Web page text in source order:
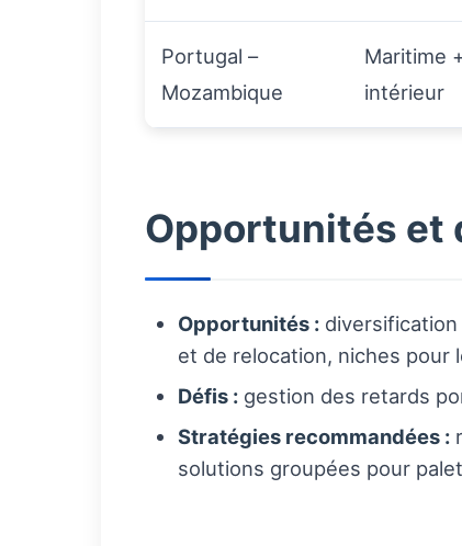
Portugal –
Mozambique
Maritime
intérieur
Opportunités et
Opportunités :
et de relocation, niches pour
Défis : gestion des retards
Stratégies recommandées :
solutions groupées pour